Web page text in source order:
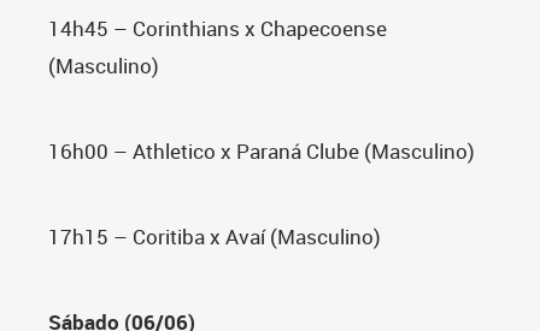
14h45 – Corinthians x Chapecoense
(Masculino)
16h00 – Athletico x Paraná Clube (Masculino)
17h15 – Coritiba x Avaí (Masculino)
Sábado (06/06)